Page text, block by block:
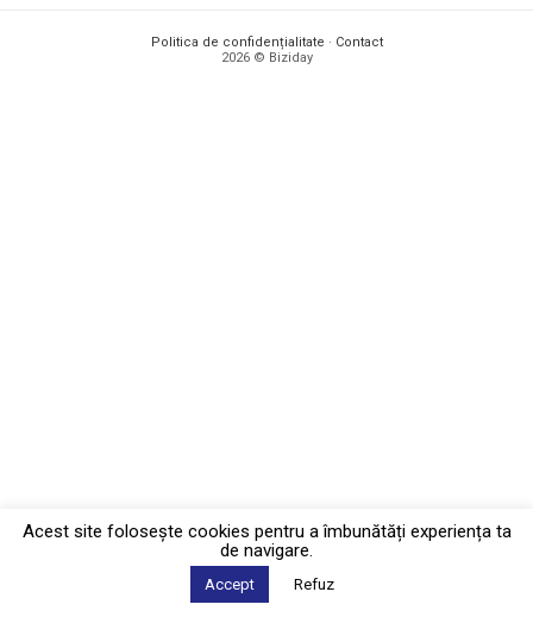
Politica de confidențialitate · Contact
2026 © Biziday
Acest site foloseşte cookies pentru a îmbunătăți experiența ta
de navigare.
Accept Refuz